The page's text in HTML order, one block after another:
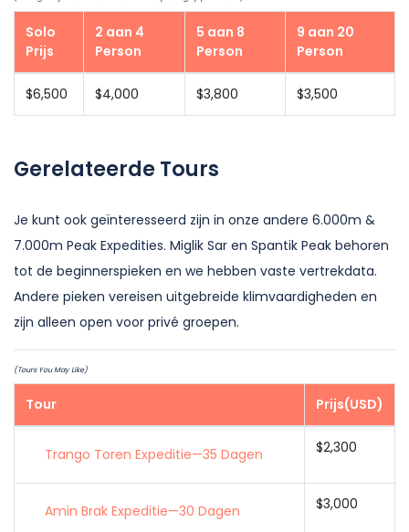
Solo
Prijs
2 aan 4
Person
5 aan 8
Person
9 aan 20
Person
$6,500 $4,000 $3,800 $3,500
Gerelateerde Tours
Je kunt ook geïnteresseerd zijn in onze andere 6.000m &
7.000m Peak Expedities. Miglik Sar en Spantik Peak behoren
tot de beginnerspieken en we hebben vaste vertrekdata.
Andere pieken vereisen uitgebreide klimvaardigheden en
zijn alleen open voor privé groepen.
(Tours You May Like)
Tour Prijs(USD)
Trango Toren Expeditie—35 Dagen $2,300
Amin Brak Expeditie—30 Dagen $3,000